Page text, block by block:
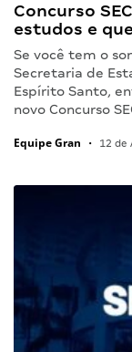
Concurso
estudos e
Se você tem o
Secretaria de
Espírito Santo,
novo Concurso
Equipe Gran • 12 de